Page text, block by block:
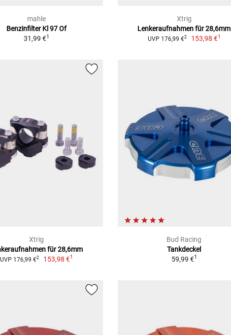
mahle
Benzinfilter Kl 97 Of
31,99 €1
Xtrig
Lenkeraufnahmen für 28,6mm
UVP 176,99 €2 153,98 €1
Xtrig
für 28,6mm
UVP 176,99 €2 153,98 €1
Bud Racing
Tankdeckel
59,99 €1